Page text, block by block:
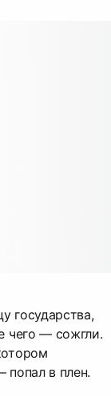
государства,
чего — сожгли.
попал в плен.